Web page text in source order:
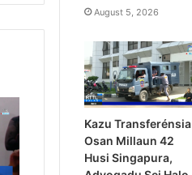
August 5, 2026
Kazu Transferénsia
Osan Millaun 42
Husi Singapura,